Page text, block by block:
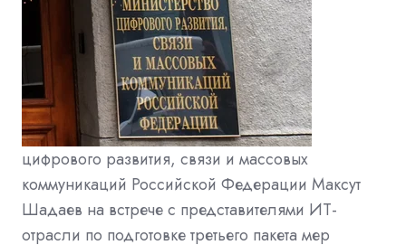
цифрового развития, связи и массовых
коммуникаций Российской Федерации Максут
Шадаев на встрече с представителями ИТ-
отрасли по подготовке третьего пакета мер